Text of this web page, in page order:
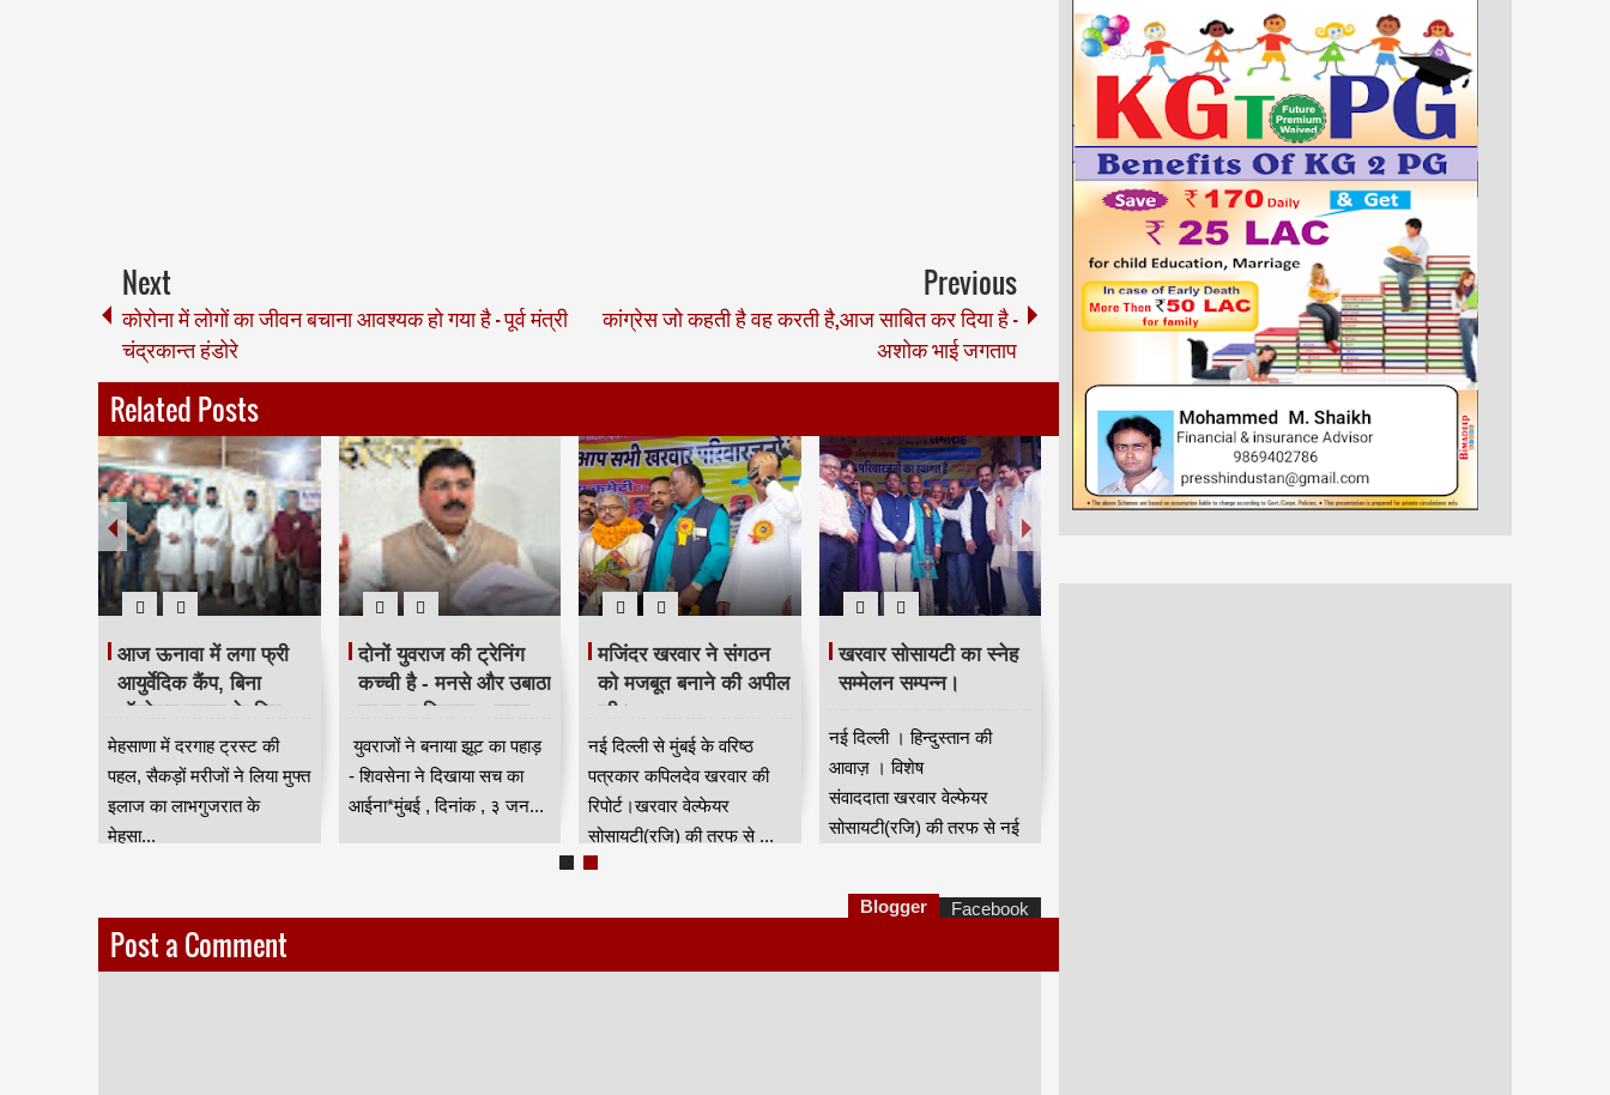
Next
कोरोना में लोगों का जीवन बचाना आवश्यक हो गया है - पूर्व मंत्री
चंद्रकान्त हंडोरे
Previous
कांग्रेस जो कहती है वह करती है,आज साबित कर दिया है -
अशोक भाई जगताप
Related Posts
आज ऊनावा में लगा फ्री
आयुर्वेदिक कैंप, बिना
ऑपरेशन इलाज के लिए
उमड़ी भीड़ HKA
मेहसाणा में दरगाह ट्रस्ट की
पहल, सैकड़ों मरीजों ने लिया मुफ्त
इलाज का लाभगुजरात के
मेहसा...
दोनों युवराज की ट्रेनिंग
कच्ची है - मनसे और उबाठा
पर साधा निशाना - राहुल
शेवाले
युवराजों ने बनाया झूट का पहाड़
- शिवसेना ने दिखाया सच का
आईना*मुंबई , दिनांक , ३ जन...
मजिंदर खरवार ने संगठन
को मजबूत बनाने की अपील
की।
नई दिल्ली से मुंबई के वरिष्ठ
पत्रकार कपिलदेव खरवार की
रिपोर्ट।खरवार वेल्फेयर
सोसायटी(रजि) की तरफ से ...
खरवार सोसायटी का स्नेह
सम्मेलन सम्पन्न।
नई दिल्ली । हिन्दुस्तान की
आवाज़ । विशेष
संवाददाता खरवार वेल्फेयर
सोसायटी(रजि) की तरफ से नई
Post a Comment
Blogger Facebook